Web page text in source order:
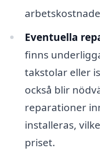
Eventuella
finns
takstolar eller
också blir
reparationer
installeras,
priset.